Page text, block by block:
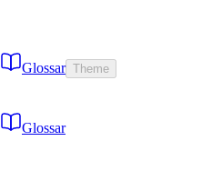
Glossar Theme
Glossar